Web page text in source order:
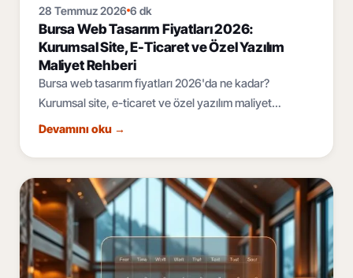
28 Temmuz 2026 6 dk
Bursa Web Tasarım Fiyatları 2026:
Kurumsal Site, E-Ticaret ve Özel Yazılım
Maliyet Rehberi
Bursa web tasarım fiyatları 2026'da ne kadar?
Kurumsal site, e-ticaret ve özel yazılım maliyet
bantları, fiyatı belirleyen 6 faktör ve teklif rehberi.
Devamını oku →